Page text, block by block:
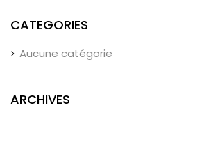
CATEGORIES
Aucune catégorie
ARCHIVES